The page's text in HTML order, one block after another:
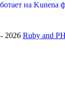
на Kunena
2026 Ruby and